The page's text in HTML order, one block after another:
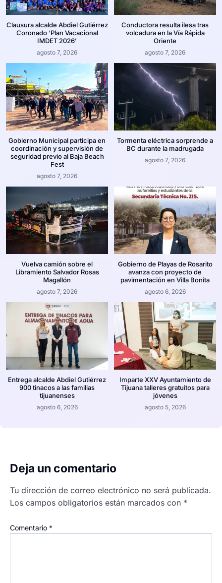
Clausura alcalde Abdiel Gutiérrez
Coronado ‘Plan Vacacional
IMDET 2026’
agosto 7, 2026
Conductora resulta ilesa tras
volcadura en la Vía Rápida
Oriente
agosto 7, 2026
Gobierno Municipal participa en
coordinación y supervisión de
seguridad previo al Baja Beach
Fest
agosto 7, 2026
Tormenta eléctrica sorprende a
BC durante la madrugada
agosto 7, 2026
Vuelva camión sobre el
Libramiento Salvador Rosas
Magallón
agosto 7, 2026
Gobierno de Playas de Rosarito
avanza con proyecto de
pavimentación en Villa Bonita
agosto 6, 2026
Entrega alcalde Abdiel Gutiérrez
900 tinacos a las familias
tijuanenses
agosto 6, 2026
Imparte XXV Ayuntamiento de
Tijuana talleres gratuitos para
jóvenes
agosto 5, 2026
Deja un comentario
Tu dirección de correo electrónico no será publicada.
Los campos obligatorios están marcados con *
Comentario *